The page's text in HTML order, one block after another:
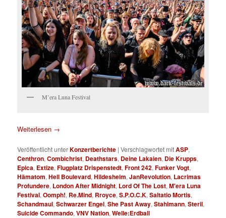
M’era Luna Festival
Weiterlesen →
Veröffentlicht unterKonzertberichte |Verschlagwortet mitASP,
Centhron,Combichrist, Deathstars, Deine Lakaien, Die Krupps,
Epica, Extize,Flugplatz Drispenstedt,Front 242,Funker Vogt,
Hämatom,Hell Boulevard,Hildesheim,JanRevolution, Lacrimas
Profundere, London After Midnight, Lord Of The Lost,M'era Luna
Festival,Oomph!, Re.Mind, Rroyce,S.P.O.C.K,Saltatio Mortis,
Schandmaul,Schwarzer Engel,She Past Away,Stahlmann,Steril,
Suicide Commando,VNV Nation,Welle:Erdball